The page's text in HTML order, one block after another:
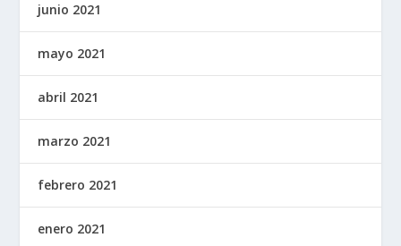
junio 2021
mayo 2021
abril 2021
marzo 2021
febrero 2021
enero 2021